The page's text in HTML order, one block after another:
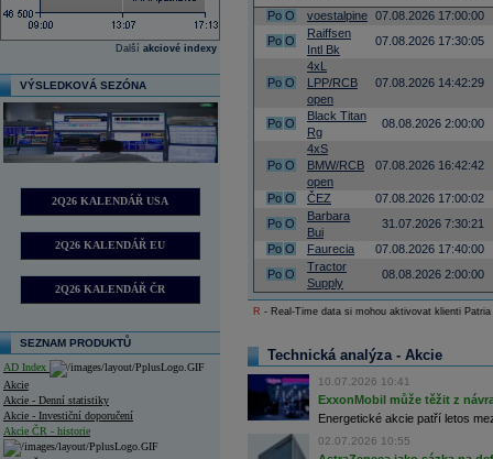
Další akciové indexy
VÝSLEDKOVÁ SEZÓNA
2Q26 KALENDÁŘ USA
2Q26 KALENDÁŘ EU
2Q26 KALENDÁŘ ČR
SEZNAM PRODUKTŮ
AD Index
Akcie
Akcie - Denní statistiky
Akcie - Investiční doporučení
Akcie ČR - historie
Po O voestalpine 07.08.2026 17:00:00
Po O
Raiffsen
Intl Bk
07.08.2026 17:30:05
Po O
4xL
LPP/RCB
open
07.08.2026 14:42:29
Po O
Black Titan
Rg
08.08.2026 2:00:00
Po O
4xS
BMW/RCB
open
07.08.2026 16:42:42
Po O ČEZ
07.08.2026 17:00:02
Po O
Barbara
Bui
31.07.2026 7:30:21
Po O Faurecia
07.08.2026 17:40:00
Po O
Tractor
Supply
08.08.2026 2:00:00
R - Real-Time data si mohou aktivovat klienti
Technická analýza - Akcie
10.07.2026 10:41
ExxonMobil může těžit z
Energetické akcie patří letos
02.07.2026 10:55